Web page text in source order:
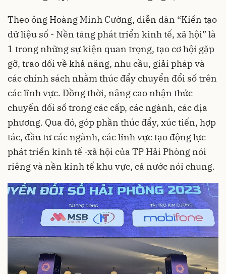
Theo ông Hoàng Minh Cường, diễn đàn “Kiến tạo
dữ liệu số - Nền tảng phát triển kinh tế, xã hội” là
1 trong những sự kiện quan trọng, tạo cơ hội gặp
gỡ, trao đổi về khả năng, nhu cầu, giải pháp và
các chính sách nhằm thúc đẩy chuyển đổi số trên
các lĩnh vực. Đồng thời, nâng cao nhận thức
chuyển đổi số trong các cấp, các ngành, các địa
phương. Qua đó, góp phần thúc đẩy, xúc tiến, hợp
tác, đầu tư các ngành, các lĩnh vực tạo động lực
phát triển kinh tế -xã hội của TP Hải Phòng nói
riêng và nền kinh tế khu vực, cả nước nói chung.